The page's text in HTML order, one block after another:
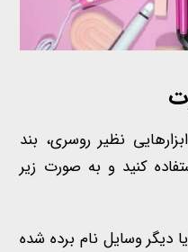
نظیر روسری، بند
کنید و به صورت زیر
دیگر وسایل نام برده شده